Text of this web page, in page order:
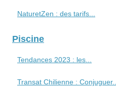
NaturetZen : des tarifs...
Piscine
Tendances 2023 : les...
Transat Chilienne : Conjuguer...